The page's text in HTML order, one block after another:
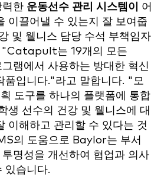
력한 운동선수 관리 시스템이
어
이끌어낼 수 있는지 잘 보여줍
및 웰니스 담당 수석 부책임자
는 19개의 모든
램에서 사용하는 방대한 혁신
품입니다."라고 말합니다. "모
도구를 하나의 플랫폼에 통합
생 선수의 건강 및 웰니스에 대
이해하고 관리할 수 있다는 것
의 도움으로 Baylor는 부서
명성을 개선하여 협업과 의사
있습니다.